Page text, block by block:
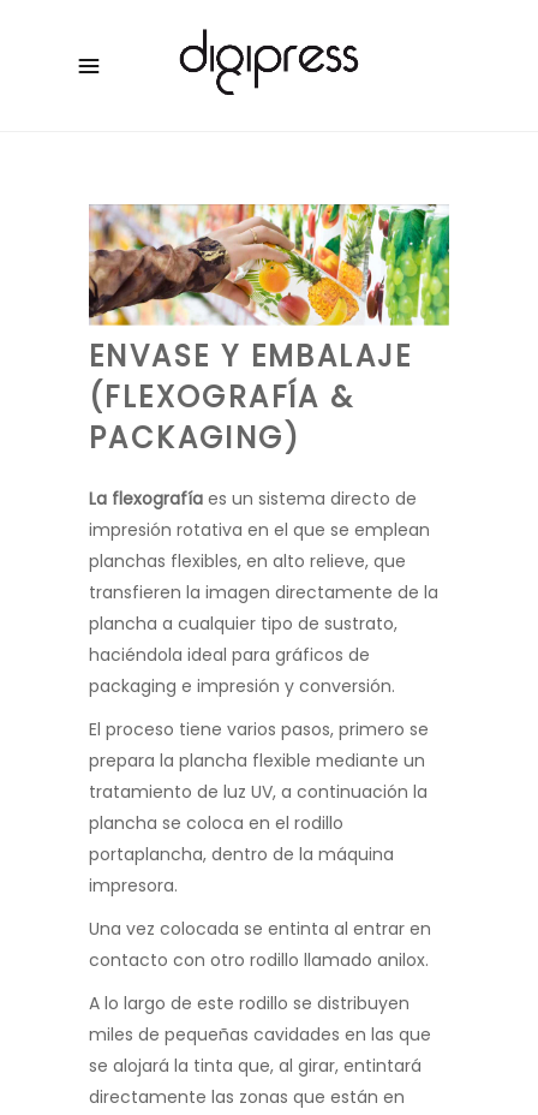
ENVASE Y EMBALAJE
(FLEXOGRAFÍA &
PACKAGING)
La flexografía es un sistema directo de
impresión rotativa en el que se emplean
planchas flexibles, en alto relieve, que
transfieren la imagen directamente de la
plancha a cualquier tipo de sustrato,
haciéndola ideal para gráficos de
packaging e impresión y conversión.
El proceso tiene varios pasos, primero se
prepara la plancha flexible mediante un
tratamiento de luz UV, a continuación la
plancha se coloca en el rodillo
portaplancha, dentro de la máquina
impresora.
Una vez colocada se entinta al entrar en
contacto con otro rodillo llamado anilox.
A lo largo de este rodillo se distribuyen
miles de pequeñas cavidades en las que
se alojará la tinta que, al girar, entintará
directamente las zonas que están en